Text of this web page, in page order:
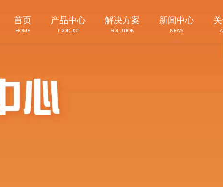
首页
HOME
产品中心
PRODUCT
解决方案
SOLUTION
新闻中心
NEWS